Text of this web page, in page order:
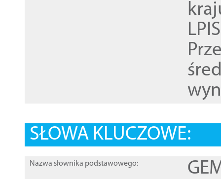
SŁOWA KLUCZOWE:
Nazwa słownika podstawowego: